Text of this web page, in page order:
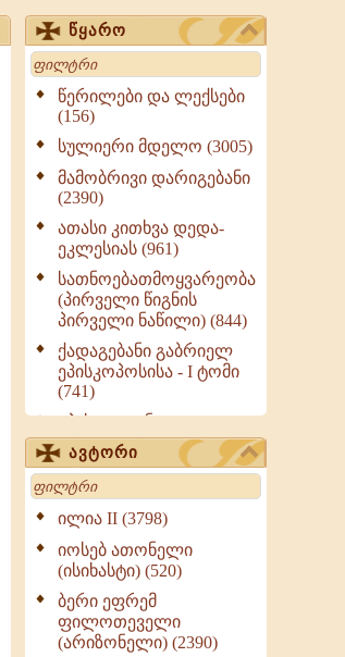
წყარო
Search
წერილები და ლექსები
(156)
სულიერი მდელო (3005)
მამობრივი დარიგებანი
(2390)
ათასი კითხვა დედა-
ეკლესიას (961)
სათნოებათმოყვარეობა
(პირველი წიგნის
პირველი ნაწილი) (844)
ქადაგებანი გაბრიელ
ეპისკოპოსისა - I ტომი
(741)
ეპისტოლენი,
ქადაგებანი, სიტყვანი
(ნაწილი III) (723)
მოძღვრის ძალზე
სასარგებლო რჩევები
მრევლისათვის (545)
Wisdomge (514)
ქადაგებანი გაბრიელ
ეპისკოპოსისა - II ტომი
(370)
ავტორი
Search
ილია II (3798)
იოსებ ათონელი
(ისიხასტი) (520)
ბერი ეფრემ
ფილოთეველი
(არიზონელი) (2390)